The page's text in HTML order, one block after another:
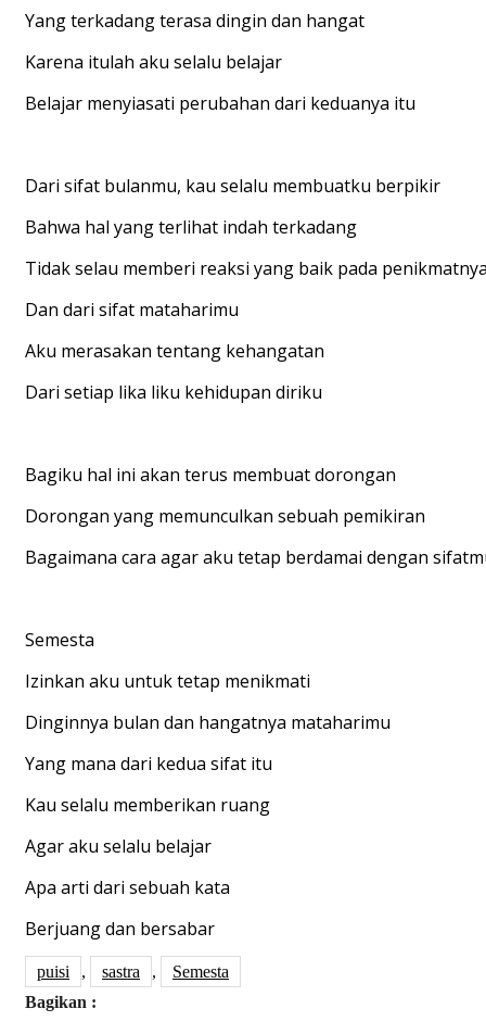
Yang terkadang terasa dingin dan hangat
Karena itulah aku selalu belajar
Belajar menyiasati perubahan dari keduanya itu
Dari sifat bulanmu, kau selalu membuatku berpikir
Bahwa hal yang terlihat indah terkadang
Tidak selau memberi reaksi yang baik pada
Dan dari sifat mataharimu
Aku merasakan tentang kehangatan
Dari setiap lika liku kehidupan diriku
Bagiku hal ini akan terus membuat dorongan
Dorongan yang memunculkan sebuah pemikiran
Bagaimana cara agar aku tetap berdamai dengan
Semesta
Izinkan aku untuk tetap menikmati
Dinginnya bulan dan hangatnya mataharimu
Yang mana dari kedua sifat itu
Kau selalu memberikan ruang
Agar aku selalu belajar
Apa arti dari sebuah kata
Berjuang dan bersabar
puisi , sastra ,
Semesta
Bagikan :